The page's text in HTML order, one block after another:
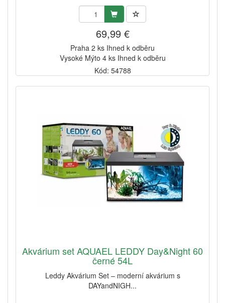
69,99 €
Praha 2 ks Ihned k odběru
Vysoké Mýto 4 ks Ihned k odběru
Kód: 54788
Akvárium set AQUAEL LEDDY Day&Night 60
černé 54L
Leddy Akvárium Set – moderní akvárium s
DAYandNIGH...